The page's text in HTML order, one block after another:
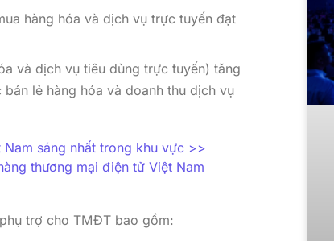
hàng hóa và dịch vụ trực tuyến đạt
và dịch vụ tiêu dùng trực tuyến) tăng
lẻ hàng hóa và doanh thu dịch vụ
sáng nhất trong khu vực >>
thương mại điện tử Việt Nam
trợ cho TMĐT bao gồm: